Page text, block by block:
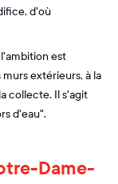
d'où
est
extérieurs, à la
collecte. Il s'agit
d'eau".
Dame-